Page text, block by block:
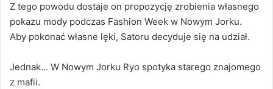
Z tego powodu dostaje on propozycję zrobienia własnego
pokazu mody podczas Fashion Week w Nowym Jorku.
Aby pokonać własne lęki, Satoru decyduje się na udział.
Jednak… W Nowym Jorku Ryo spotyka starego znajomego
z mafii.